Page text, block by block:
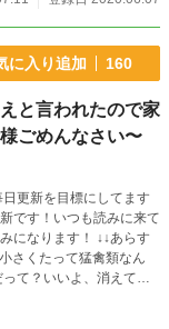
に入り追加 160
と言われたので家
ごめんなさい〜
日更新を目標にしてます
です！いつも読みに来て
ます！ ↓↓あらす
さくたって猛禽類なん
て？いいよ、消えてあ
居るから跡継ぎは問題
んだ。僕が居なくなって